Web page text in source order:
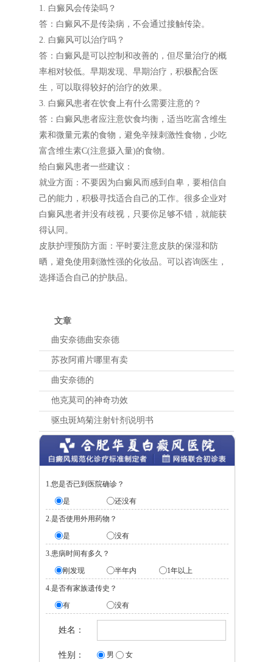
1. 白癜风会传染吗？
答：白癜风不是传染病，不会通过接触传染。
2. 白癜风可以治疗吗？
答：白癜风是可以控制和改善的，但尽量治疗的概
率相对较低。早期发现、早期治疗，积极配合医
生，可以取得较好的治疗的效果。
3. 白癜风患者在饮食上有什么需要注意的？
答：白癜风患者应注意饮食均衡，适当吃富含维生
素和微量元素的食物，避免辛辣刺激性食物，少吃
富含维生素C(注意摄入量)的食物。
给白癜风患者一些建议：
就业方面：不要因为白癜风而感到自卑，要相信自
己的能力，积极寻找适合自己的工作。很多企业对
白癜风患者并没有歧视，只要你足够不错，就能获
得认同。
皮肤护理预防方面：平时要注意皮肤的保湿和防
晒，避免使用刺激性强的化妆品。可以咨询医生，
选择适合自己的护肤品。
文章
曲安奈德曲安奈德
苏孜阿甫片哪里有卖
曲安奈德的
他克莫司的神奇功效
驱虫斑鸠菊注射针剂说明书
1.您是否已到医院确诊？
是
还没有
2.是否使用外用药物？
是
没有
3.患病时间有多久？
刚发现
半年内 1年以上
4.是否有家族遗传史？
有
没有
姓名：
性别： 男 女